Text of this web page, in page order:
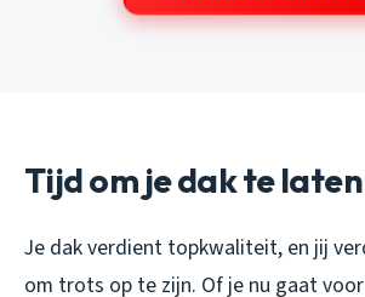
Tijd om je dak te
Je dak verdient topkwaliteit, en jij
om trots op te zijn. Of je nu gaat